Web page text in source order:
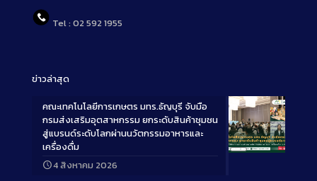
Tel : 02 592 1955
ข่าวล่าสุด
Long
คณะเทคโนโลยีการเกษตร มทร.ธัญบุรี จับมือ
กรมส่งเสริมอุตสาหกรรม ยกระดับสินค้าชุมชน
สู่แบรนด์ระดับโลกผ่านนวัตกรรมอาหารและ
เครื่องดื่ม
4 สิงหาคม 2026